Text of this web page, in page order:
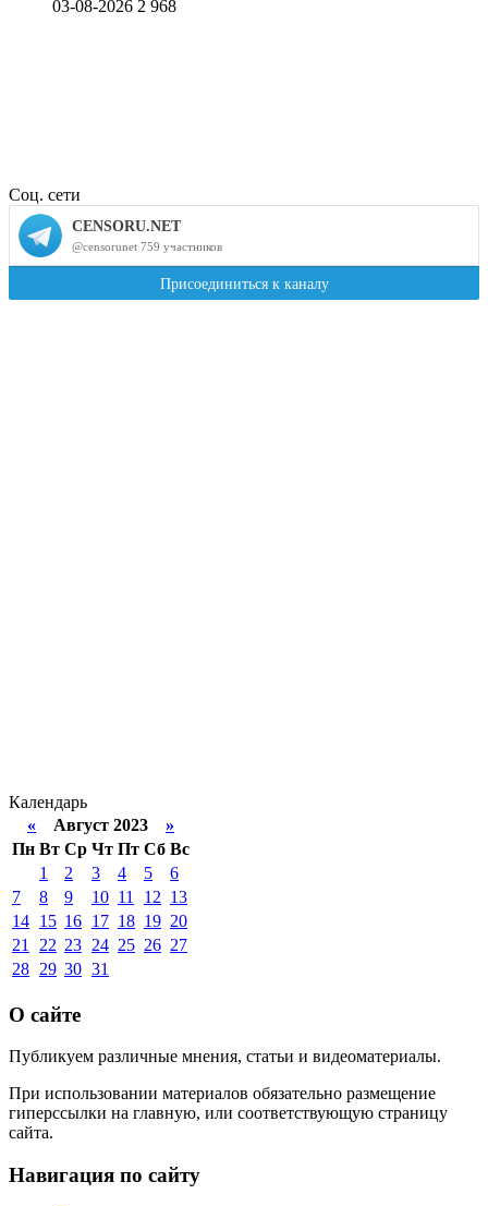
03-08-2026 2 968
Соц. сети
Календарь
« Август 2023 »
Пн Вт Ср Чт Пт Сб Вс
1
2 3 4 5
6
7
8 9 10 11 12 13
14 15 16 17 18 19 20
21
22 23 24 25 26 27
28 29 30 31
О сайте
Публикуем различные мнения, статьи и видеоматериалы.
При использовании материалов обязательно размещение
гиперссылки на главную, или соответствующую страницу
сайта.
Навигация по сайту